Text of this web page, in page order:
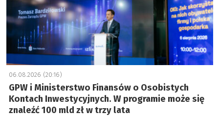
06.08.2026 (20:16)
GPW i Ministerstwo Finansów o Osobistych
Kontach Inwestycyjnych. W programie może się
znaleźć 100 mld zł w trzy lata